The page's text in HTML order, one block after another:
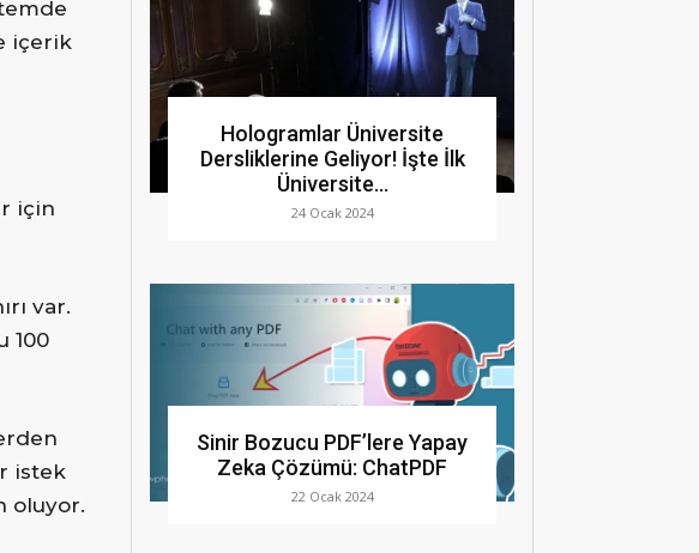
içerik
için
var.
100
istek
oluyor.
Hologramlar Üniversite
Dersliklerine Geliyor! İşte İlk
Üniversite…
24 Ocak 2024
Sinir Bozucu PDF’lere Yapay
Zeka Çözümü: ChatPDF
22 Ocak 2024